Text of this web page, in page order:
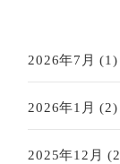
2026年7月 (1)
2026年1月 (2)
2025年12月